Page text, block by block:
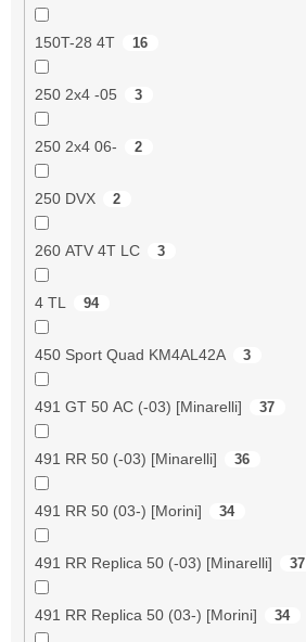
150T-28 4T 16
250 2x4 -05 3
250 2x4 06- 2
250 DVX 2
260 ATV 4T LC 3
4 TL 94
450 Sport Quad KM4AL42A 3
491 GT 50 AC (-03) [Minarelli] 37
491 RR 50 (-03) [Minarelli] 36
491 RR 50 (03-) [Morini] 34
491 RR Replica 50 (-03) [Minarelli] 37
491 RR Replica 50 (03-) [Morini] 34